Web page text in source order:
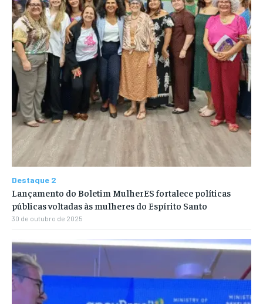
Destaque 2
Lançamento do Boletim MulherES fortalece políticas
públicas voltadas às mulheres do Espírito Santo
30 de outubro de 2025